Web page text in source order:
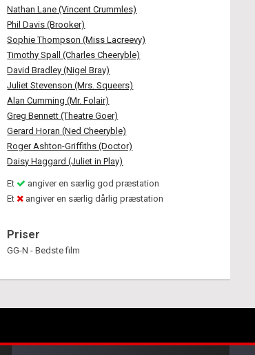
Nathan Lane (Vincent Crummles)
Phil Davis (Brooker)
Sophie Thompson (Miss Lacreevy)
Timothy Spall (Charles Cheeryble)
David Bradley (Nigel Bray)
Juliet Stevenson (Mrs. Squeers)
Alan Cumming (Mr. Folair)
Greg Bennett (Theatre Goer)
Gerard Horan (Ned Cheeryble)
Roger Ashton-Griffiths (Doctor)
Daisy Haggard (Juliet in Play)
Et
angiver en særlig god præstation
Et
angiver en særlig dårlig præstation
Priser
GG-N - Bedste film